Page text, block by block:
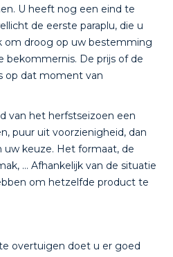
U heeft nog een eind te
de eerste paraplu, die u
om droog op uw bestemming
bekommernis. De prijs of de
op dat moment van
van het herfstseizoen een
puur uit voorzienigheid, dan
uw keuze. Het formaat, de
… Afhankelijk van de situatie
om hetzelfde product te
overtuigen doet u er goed